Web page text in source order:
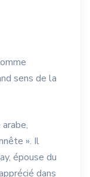
sens de la
». Il
épouse du
dans